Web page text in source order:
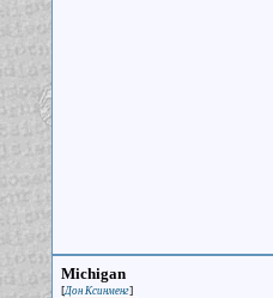
Michigan
[Дон Ксинменг]